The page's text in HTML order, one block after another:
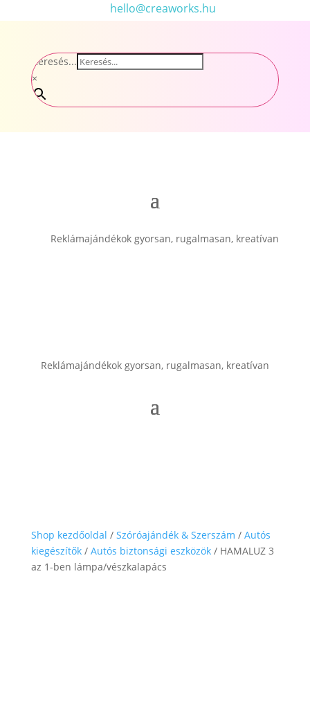
hello@creaworks.hu
Keresés...
×
Reklámajándékok gyorsan, rugalmasan, kreatívan
Reklámajándékok gyorsan, rugalmasan, kreatívan
Shop kezdőoldal / Szóróajándék & Szerszám / Autós
kiegészítők/ Autós biztonsági eszközök/ HAMALUZ 3
az 1-ben lámpa/vészkalapács